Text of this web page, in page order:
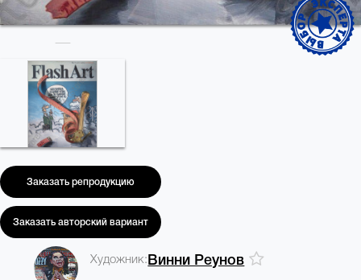
Заказать репродукцию
Заказать авторский вариант
Художник: Винни Реунов